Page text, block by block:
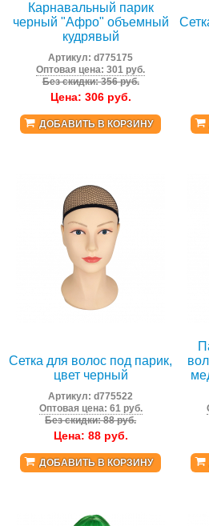
Карнавальный парик
черный "Афро" объемный
кудрявый
Артикул:d775175
Оптовая цена: 301 руб.
Без скидки: 356 руб.
Цена: 306руб.
ДОБАВИТЬ В КОРЗИНУ
Сетка для волос под парик,
цвет черный
Артикул:d775522
Оптовая цена: 61 руб.
Без скидки: 88 руб.
Цена: 88руб.
ДОБАВИТЬ В КОРЗИНУ